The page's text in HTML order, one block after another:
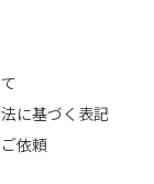
に基づく表記
依頼